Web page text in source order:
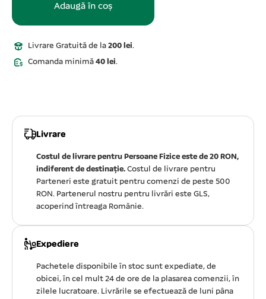
Adaugă în coș
Livrare Gratuită de la 200 lei.
Comanda minimă 40 lei.
Livrare
Costul de livrare pentru Persoane Fizice este de 20 RON,
indiferent de destinație. Costul de livrare pentru
Parteneri este gratuit pentru comenzi de peste 500
RON. Partenerul nostru pentru livrări este GLS,
acoperind întreaga Românie.
Expediere
Pachetele disponibile în stoc sunt expediate, de
obicei, în cel mult 24 de ore de la plasarea comenzii, în
zilele lucratoare. Livrările se efectuează de luni pâna